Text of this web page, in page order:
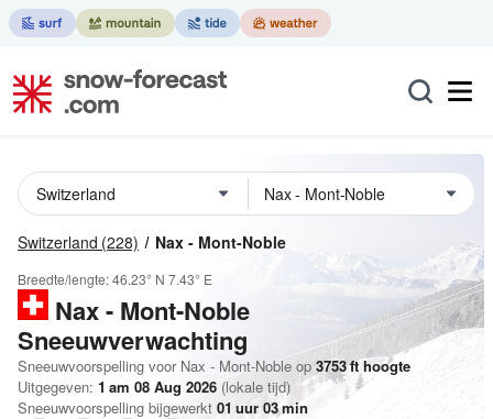
Switzerland (228) Nax - Mont-Noble
Breedte/lengte:46.23° N 7.43° E
Nax - Mont-Noble
Sneeuwverwachting
Sneeuwvoorspelling voor Nax - Mont-Noble op 3753fthoogte
Uitgegeven: 1 am 08 Aug 2026 (lokale tijd)
Sneeuwvoorspelling bijgewerkt 01 uur 03min